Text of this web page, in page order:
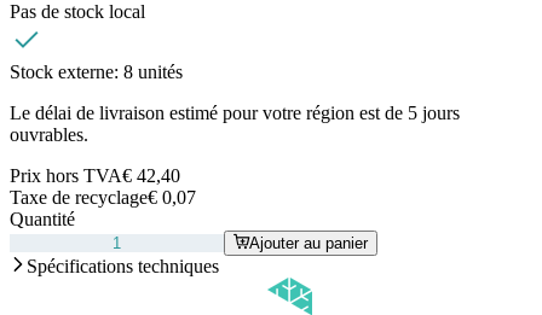
Pas de stock local
Stock externe: 8 unités
Le délai de livraison estimé pour votre région est de 5 jours
ouvrables.
Prix hors TVA€ 42,40
Taxe de recyclage€ 0,07
Quantité
Ajouter au panier
Spécifications techniques